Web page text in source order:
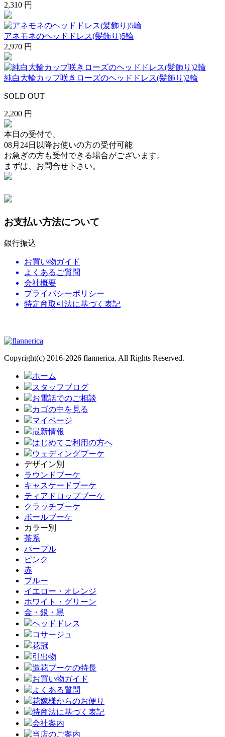
2,310 円
アネモネのヘッドドレス(髪飾り)5輪
2,970 円
純白大輪カップ咲きローズのヘッドドレス(髪飾り)2輪
SOLD OUT
2,200 円
本日の受付で、
08月24日以降お使いの方の受付可能
お急ぎの方も受付できる場合がございます。
まずは、お問合せ下さい。
お支払い方法について
銀行振込
お買い物ガイド
よくあるご質問
会社概要
プライバシーポリシー
特定商取引法に基づく表記
Copyright(c) 2016-2026 flannerica. All Rights Reserved.
ホーム
スタッフブログ
お電話でのご相談
カゴの中を見る
マイページ
最新情報
はじめてご利用の方へ
ウェディングブーケ
デザイン別
ラウンドブーケ
キャスケードブーケ
ティアドロップブーケ
クラッチブーケ
ボールブーケ
カラー別
茶系
パープル
ピンク
赤
ブルー
イエロー・オレンジ
ホワイト・グリーン
金・銀・黒
ヘッドドレス
コサージュ
花冠
引出物
造花ブーケの特長
お買い物ガイド
よくある質問
花嫁様からのお便り
特商法に基づく表記
会社案内
当店のご案内